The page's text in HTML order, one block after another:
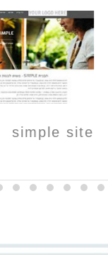
simple site